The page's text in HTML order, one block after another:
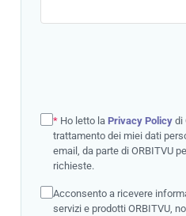
* Ho letto la Privacy Policy di
trattamento dei miei dati
email, da parte di ORBITVU
richieste.
Acconsento a ricevere
servizi e prodotti ORBITVU,